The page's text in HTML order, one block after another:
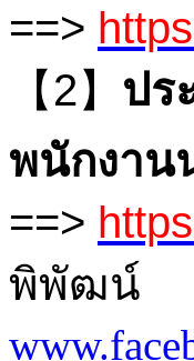
==>
【2】 ปร
พนักงาน
==>
พิพัฒน์